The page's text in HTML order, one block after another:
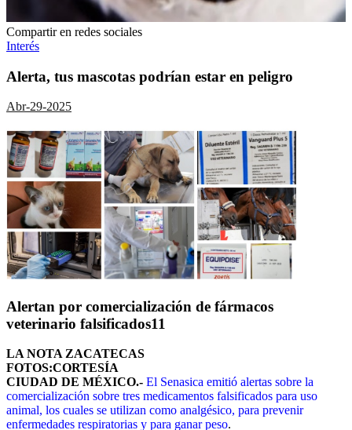
Compartir en redes sociales
Interés
Alerta, tus mascotas podrían estar en peligro
Abr-29-2025
Alertan por comercialización de fármacos
veterinario falsificados11
LA NOTA ZACATECAS
FOTOS:CORTESÍA
CIUDAD DE MÉXICO.- El Senasica emitió alertas sobre la
comercialización sobre tres medicamentos falsificados para uso
animal, los cuales se utilizan como analgésico, para prevenir
enfermedades respiratorias y para ganar peso.